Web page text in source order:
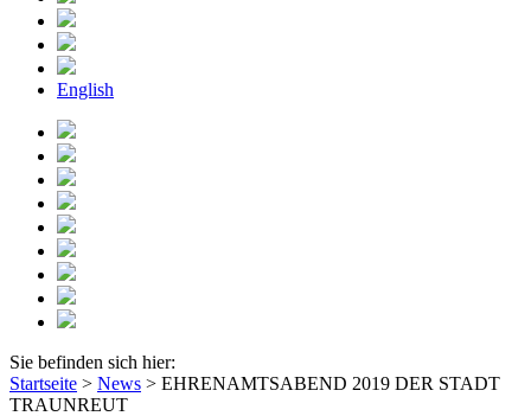
English
Sie befinden sich hier:
Startseite > News > EHRENAMTSABEND 2019 DER STADT
TRAUNREUT